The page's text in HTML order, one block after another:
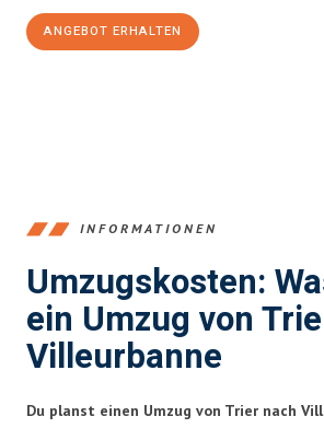
ANGEBOT ERHALTEN
INFORMATIONEN
Umzugskosten:
ein Umzug von
Villeurbanne
Du planst einen Umzug von Trier nach